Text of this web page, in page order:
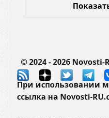
© 2024 - 2026 Novosti-
При использовании
ссылка на Novosti-